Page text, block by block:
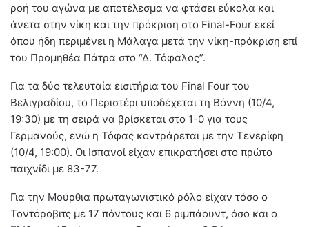
ροή του αγώνα με αποτέλεσμα να φτάσει εύκολα και
άνετα στην νίκη και την πρόκριση στο Final-Four εκεί
όπου ήδη περιμένει η Μάλαγα μετά την νίκη-πρόκριση επί
του Προμηθέα Πάτρα στο “Δ. Τόφαλος”.
Για τα δύο τελευταία εισιτήρια του Final Four του
Βελιγραδίου, το Περιστέρι υποδέχεται τη Βόννη (10/4,
19:30) με τη σειρά να βρίσκεται στο 1-0 για τους
Γερμανούς, ενώ η Τόφας κοντράρεται με την Τενερίφη
(10/4, 19:00). Οι Ισπανοί είχαν επικρατήσει στο πρώτο
παιχνίδι με 83-77.
Για την Μούρθια πρωταγωνιστικό ρόλο είχαν τόσο ο
Τοντόροβιτς με 17 πόντους και 6 ριμπάουντ, όσο και ο